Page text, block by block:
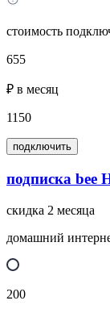
стоимость
655
₽ в месяц
1150
подключить
подписка bee
скидка 2 месяца
домашний
200